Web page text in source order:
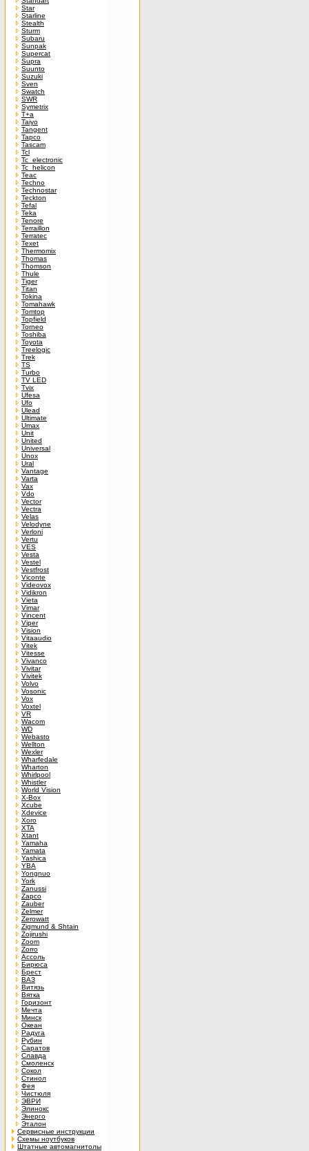
Star
Starline
Stealth
Sturm
Subaru
Sunpak
Supercat
Supra
Suunto
Suzuki
Sven
Swatch
SWR
Symetrix
T+a
Taiyo
Tangent
Tapco
Tascam
Tcl
Tc_electronic
Tc_helicon
Teac
Techno
Technostar
Teckton
Tefal
Teka
Tenore
Terraillon
Terratec
Texet
Thermomix
Thomas
Thomson
Thule
Tiger
Titan
Tokina
Tomahawk
Tomtop
Topfield
Torneo
Toshiba
Toyota
Treelogic
Trek
TS
Turbo
TV LED
Tvix
Ufesa
Ufo
Ulead
Ultimate
Umax
Unit
United
Universal
Unox
Ural
Vantage
Varta
Vax
Vdo
Vector
Vectra
Velas
Velodyne
Verloni
Vertu
VES
Vesta
Vestel
Vestfrost
Viconte
Videovox
Vidikron
Vieta
Vimar
Vincent
Viper
Vision
Vitaaudio
Vitek
Vitesse
Vivanco
Vivitar
Vivitek
Volvo
Vosonic
Vox
Voxtel
VR
Wacom
WD
Webasto
Wellton
Wexler
Wharfedale
Wharton
Whirlpool
Whistler
World Vision
X-Box
Xcube
Xdevice
Xoro
XTA
Xtant
Yamaha
Yamata
Yashica
YBA
Yongnuo
York
Zanussi
Zapco
Zauber
Zelmer
Zerowatt
Zigmund & Shtain
Zojirushi
Zoom
Zorro
Ассоль
Бирюса
Брест
ВАЗ
Витязь
Вятка
Горизонт
Мечта
Минск
Океан
Радуга
Рубин
Саратов
Славда
Смоленск
Сокол
Стинол
Фея
Чистюля
ЭВРИ
Элинокс
Энерго
Эталон
Сервисные инструкции
Схемы ноутбуков
Штатные автомагнитолы